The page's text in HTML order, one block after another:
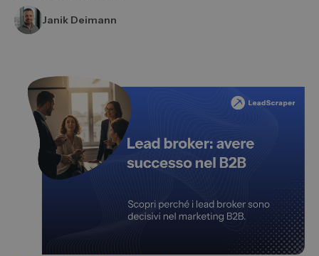
Janik Deimann